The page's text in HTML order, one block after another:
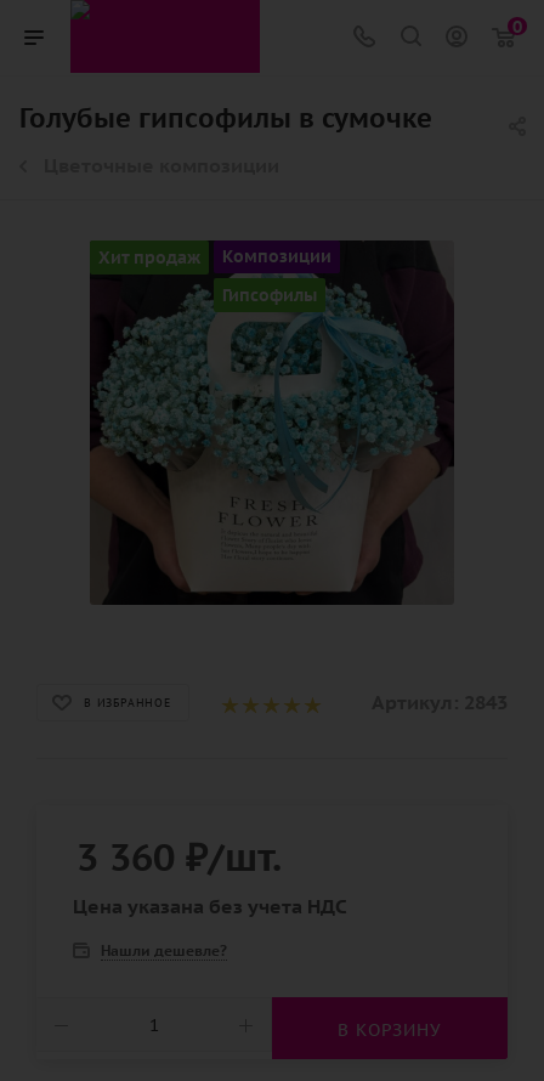
0
Голубые гипсофилы в сумочке
Хит продаж Композиции
Гипсофилы
В ИЗБРАННОЕ
3 360 ₽/шт.
Цена указана без учета НДС
Нашли дешевле?
В КОРЗИНУ